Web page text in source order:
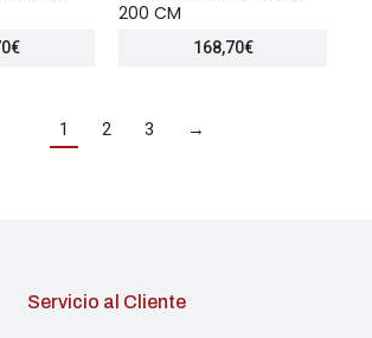
€
200 CM
168,70€
1 2 3 →
Servicio al Cliente